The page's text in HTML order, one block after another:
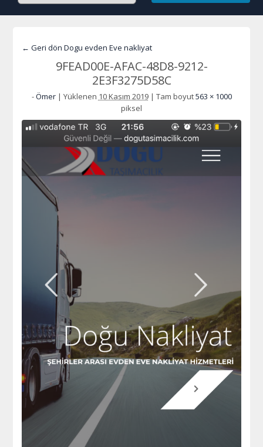
← Geri dön Dogu evden Eve nakliyat
9FEAD00E-AFAC-48D8-9212-
2E3F3275D58C
-Ömer | Yüklenen 10 Kasım 2019 | Tam boyut563 × 1000
piksel